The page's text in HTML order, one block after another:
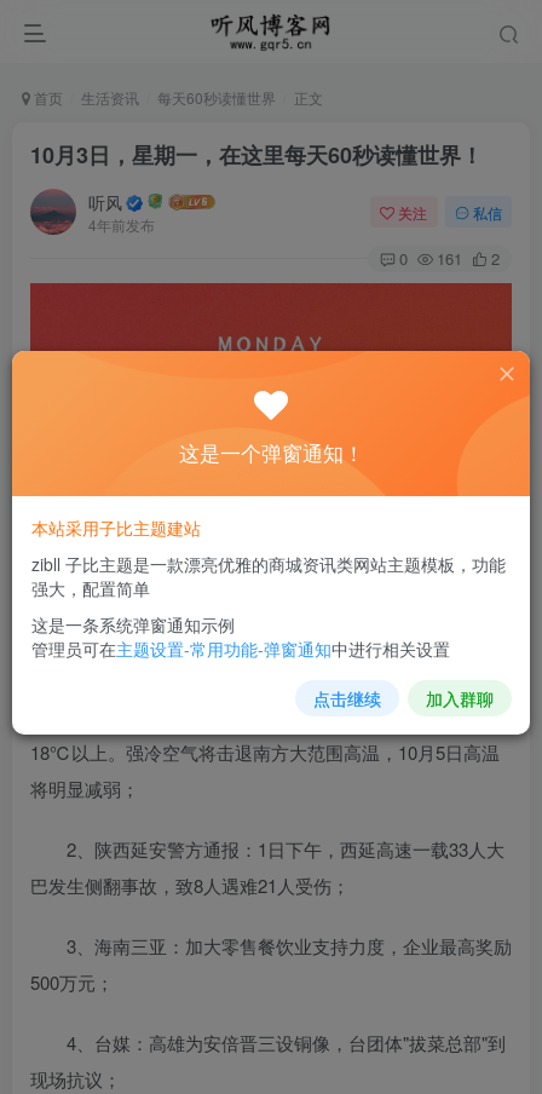
首页 生活资讯 每天60秒读懂世界 正文
10月3日，星期一，在这里每天60秒读懂世界！
听风
4年前发布
关注 私信
0 161 2
10月3日，农历九月初八，星期一！
在这里，每天60秒读懂世界！
1、中央气象台发布史上最早寒潮预警：预计10月2日至
6日，中东部大部地区气温普遍下降8-12℃，部分地区降温
18℃以上。强冷空气将击退南方大范围高温，10月5日高温
将明显减弱；
2、陕西延安警方通报：1日下午，西延高速一载33人大
巴发生侧翻事故，致8人遇难21人受伤；
3、海南三亚：加大零售餐饮业支持力度，企业最高奖励
500万元；
4、台媒：高雄为安倍晋三设铜像，台团体"拔菜总部"到
现场抗议；
这是一个弹窗通知！
本站采用子比主题建站
zibll 子比主题是一款漂亮优雅的商城资讯类网站主题模板，功能
强大，配置简单
这是一条系统弹窗通知示例
管理员可在主题设置-常用功能-弹窗通知中进行相关设置
点击继续 加入群聊